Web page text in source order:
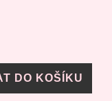
množství
DO KOŠÍKU